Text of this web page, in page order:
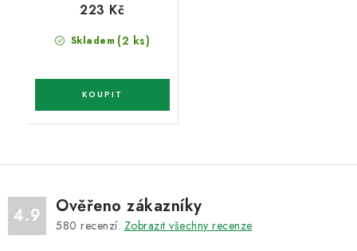
Skladem (2 ks)
223 Kč
4.9 Ověřeno zákazníky
580 recenzí. Zobrazit všechny recenze